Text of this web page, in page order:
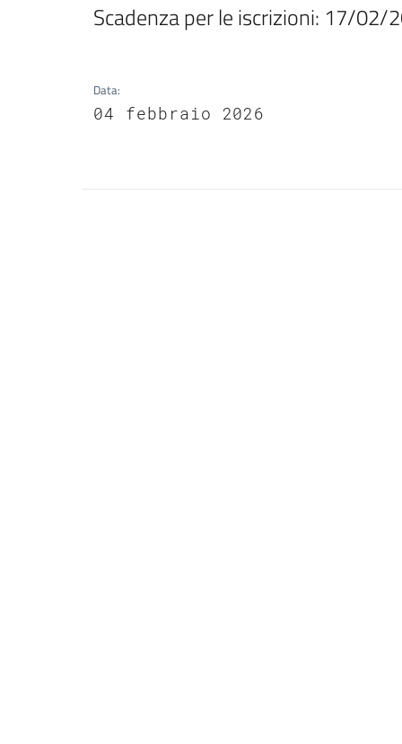
Scadenza per le iscrizioni: 17/02/
Data:
04 febbraio 2026